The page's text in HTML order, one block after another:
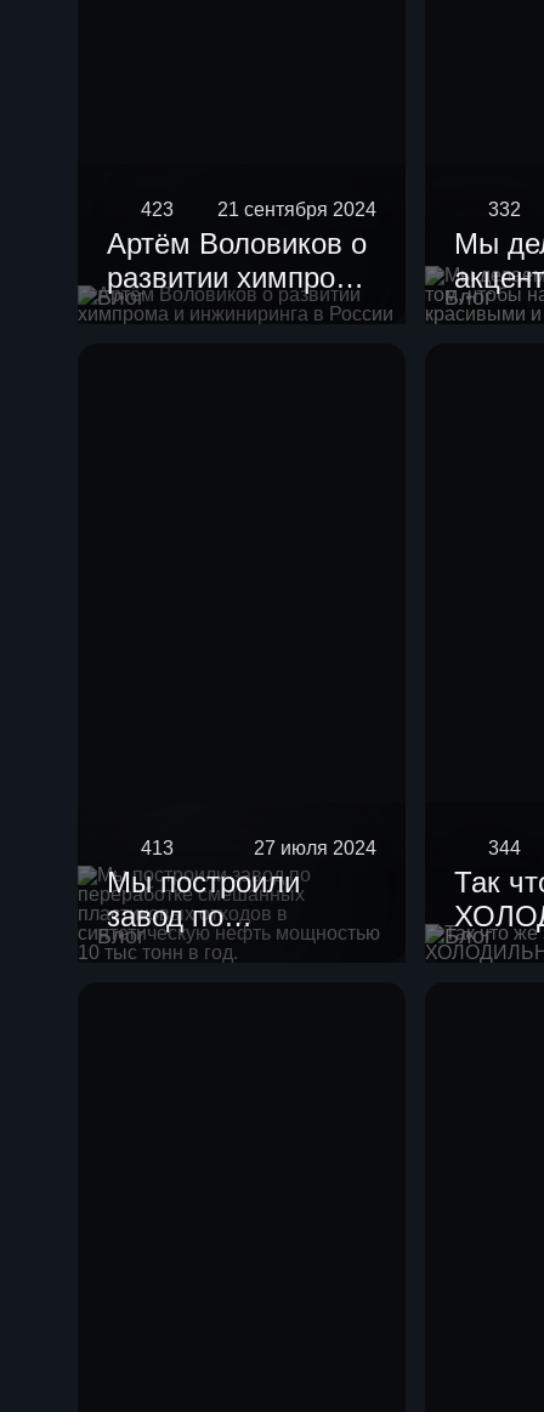
Блог
423 21 сентября 2024
Артём Воловиков о
развитии химпрома
и инжиниринга в
Блог
332
Мы
Блог
413 27 июля 2024
Мы построили
завод по
переработке
Блог
344
Так